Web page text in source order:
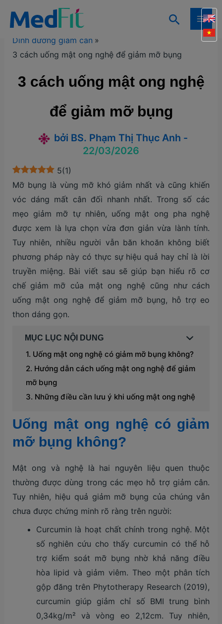
dung
Tìm
kiếm
Trang chủ Kiến thức
Kiến thức giảm cân
Dinh dưỡng giảm cân
3 cách uống mật ong nghệ để giảm mỡ bụng
3 cách uống mật ong nghệ
để giảm mỡ bụng
bởi BS. Phạm Thị Thục Anh -
22/03/2026
5(1)
Mỡ bụng là vùng mỡ khó giảm nhất và cũng khiến
vóc dáng mất cân đối nhanh nhất. Trong số các
mẹo giảm mỡ tự nhiên, uống mật ong pha nghệ
được xem là lựa chọn vừa đơn giản vừa lành tính.
Tuy nhiên, nhiều người vẫn băn khoăn không biết
phương pháp này có thực sự hiệu quả hay chỉ là lời
truyền miệng. Bài viết sau sẽ giúp bạn hiểu rõ cơ
chế giảm mỡ của mật ong nghệ cũng như cách
uống mật ong nghệ để giảm mỡ bụng, hỗ trợ eo
thon dáng gọn.
MỤC LỤC NỘI DUNG
Uống mật ong nghệ có giảm mỡ bụng không?
Hướng dẫn cách uống mật ong nghệ để giảm
mỡ bụng
Những điều cần lưu ý khi uống mật ong nghệ
Uống mật ong nghệ có giảm
mỡ bụng không?
Mật ong và nghệ là hai nguyên liệu quen thuộc
thường được dùng trong các mẹo hỗ trợ giảm cân.
Tuy nhiên, hiệu quả giảm mỡ bụng của chúng vẫn
chưa được chứng minh rõ ràng trên người:
Curcumin là hoạt chất chính trong nghệ. Một
số nghiên cứu cho thấy curcumin có thể hỗ
trợ kiểm soát mỡ bụng nhờ khả năng điều
hòa lipid và giảm viêm. Theo một phân tích
gộp đăng trên Phytotherapy Research (2019),
curcumin giúp giảm chỉ số BMI trung bình
0,34kg/m² và vòng eo 2,12cm. Tuy nhiên,